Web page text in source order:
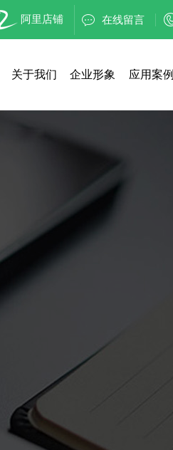
阿里店铺 在线留言
关于我们 企业形象 应用案例